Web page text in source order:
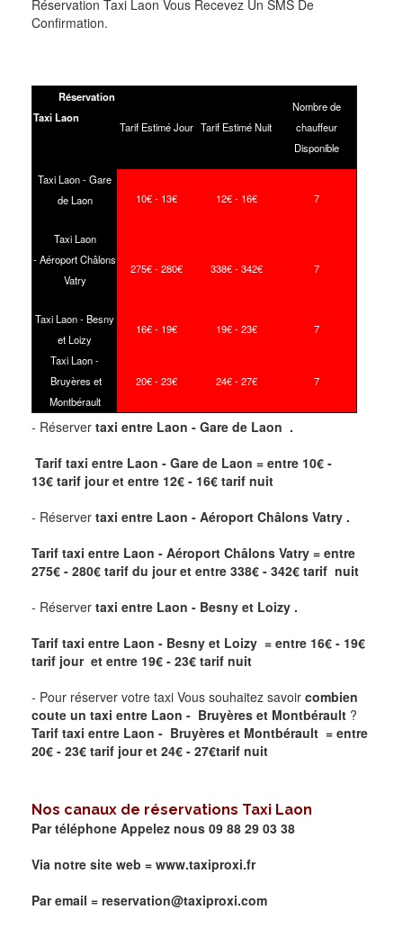
Réservation Taxi Laon Vous Recevez Un SMS De
Confirmation.
Réservation
Taxi Laon
Tarif Estimé Jour Tarif Estimé Nuit
Nombre de
chauffeur
Disponible
Taxi Laon -Gare
de Laon
10€ - 13€ 12€ - 16€ 7
Taxi Laon
-Aéroport Châlons
Vatry
275€ - 280€ 338€ - 342€ 7
Taxi Laon -Besny
et Loizy
16€ - 19€ 19€ - 23€ 7
Taxi Laon -
Bruyères et
Montbérault
20€ - 23€ 24€ - 27€ 7
- Réserver taxi entre Laon - Gare de Laon .
Tarif taxi entre Laon - Gare de Laon = entre 10€ -
13€ tarif jour et entre 12€ - 16€ tarif nuit
- Réserver taxi entre Laon - Aéroport Châlons Vatry .
Tarif taxi entre Laon - Aéroport Châlons Vatry = entre
275€ - 280€ tarif du jour et entre 338€ - 342€ tarif nuit
- Réserver taxi entre Laon - Besny et Loizy .
Tarif taxi entre Laon - Besny et Loizy = entre 16€ - 19€
tarif jour et entre 19€ - 23€ tarif nuit
- Pour réserver votre taxi Vous souhaitez savoir combien
coute un taxi entre Laon - Bruyères et Montbérault ?
Tarif taxi entre Laon - Bruyères et Montbérault = entre
20€ - 23€ tarif jour et 24€ - 27€tarif nuit
Nos canaux de réservations Taxi Laon
Par téléphone Appelez nous 09 88 29 03 38
Via notre site web = www.taxiproxi.fr
Par email = reservation@taxiproxi.com